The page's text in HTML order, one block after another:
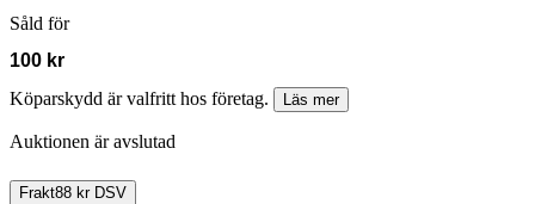
Såld för
100 kr
Köparskydd är valfritt hos företag.
Läs mer
Auktionen är avslutad
Frakt88 kr DSV